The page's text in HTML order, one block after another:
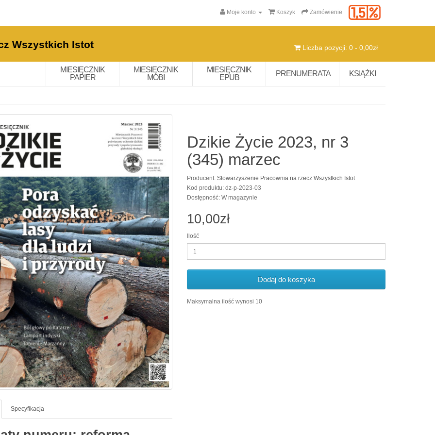
Moje konto Koszyk Zamówienie
Wszystkich Istot Liczba pozycji: 0 - 0,00zł
MIESIĘCZNIK
PAPIER
MIESIĘCZNIK
MOBI
MIESIĘCZNIK
EPUB
PRENUMERATA KSIĄŻKI
Specyfikacja
Dzikie Życie 2023, nr 3
(345) marzec
Producent:Stowarzyszenie Pracownia na rzecz Wszystkich Istot
Kod produktu: dz-p-2023-03
Dostępność: W magazynie
10,00zł
Ilość
Dodaj do koszyka
Maksymalna ilość wynosi 10